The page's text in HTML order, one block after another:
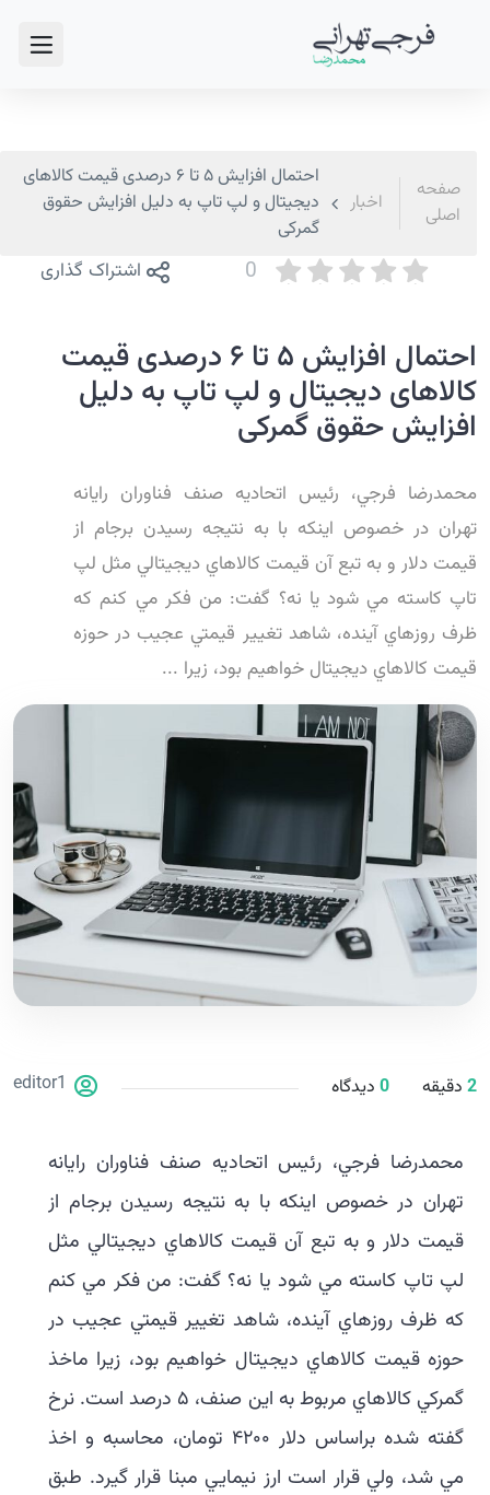
صفحه
اصلی
اخبار
احتمال افزایش ۵ تا ۶ درصدی قیمت کالاهای
دیجیتال و لپ تاپ به دلیل افزایش حقوق
گمرکی
0 اشتراک گذاری
احتمال افزایش ۵ تا ۶ درصدی قیمت
کالاهای دیجیتال و لپ تاپ به دلیل
افزایش حقوق گمرکی
محمدرضا فرجي، رئيس اتحاديه صنف فناوران رايانه
تهران در خصوص اينکه با به نتيجه رسيدن برجام از
قيمت دلار و به تبع آن قيمت کالاهاي ديجيتالي مثل لپ
تاپ کاسته مي شود يا نه؟ گفت: من فکر مي کنم که
ظرف روزهاي آينده، شاهد تغيير قيمتي عجيب در حوزه
قيمت کالاهاي ديجيتال خواهيم بود، زيرا ...
2 دقیقه 0 دیدگاه editor1
محمدرضا فرجي، رئيس اتحاديه صنف فناوران رايانه
تهران در خصوص اينکه با به نتيجه رسيدن برجام از
قيمت دلار و به تبع آن قيمت کالاهاي ديجيتالي مثل
لپ تاپ کاسته مي شود يا نه؟ گفت: من فکر مي کنم
که ظرف روزهاي آينده، شاهد تغيير قيمتي عجيب در
حوزه قيمت کالاهاي ديجيتال خواهيم بود، زيرا ماخذ
گمرکي کالاهاي مربوط به اين صنف، ۵ درصد است. نرخ
گفته شده براساس دلار ۴۲۰۰ تومان، محاسبه و اخذ
مي شد، ولي قرار است ارز نيمايي مبنا قرار گيرد. طبق